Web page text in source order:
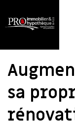
sa